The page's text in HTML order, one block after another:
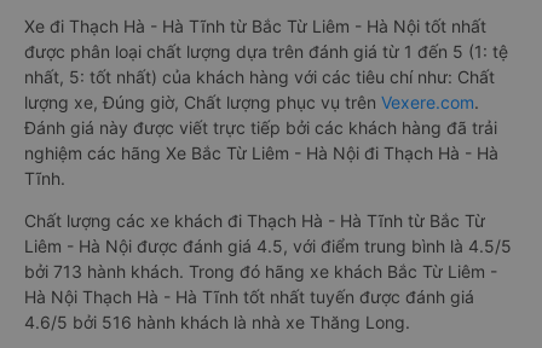
Xe đi Thạch Hà - Hà Tĩnh từ Bắc Từ Liêm - Hà Nội tốt nhất
được phân loại chất lượng dựa trên đánh giá từ 1 đến 5 (1: tệ
nhất, 5: tốt nhất) của khách hàng với các tiêu chí như: Chất
lượng xe, Đúng giờ, Chất lượng phục vụ trên Vexere.com.
Đánh giá này được viết trực tiếp bởi các khách hàng đã trải
nghiệm các hãng Xe Bắc Từ Liêm - Hà Nội đi Thạch Hà - Hà
Tĩnh.
Chất lượng các xe khách đi Thạch Hà - Hà Tĩnh từ Bắc Từ
Liêm - Hà Nội được đánh giá 4.5, với điểm trung bình là 4.5/5
bởi 713 hành khách. Trong đó hãng xe khách Bắc Từ Liêm -
Hà Nội Thạch Hà - Hà Tĩnh tốt nhất tuyến được đánh giá
4.6/5 bởi 516 hành khách là nhà xe Thăng Long.